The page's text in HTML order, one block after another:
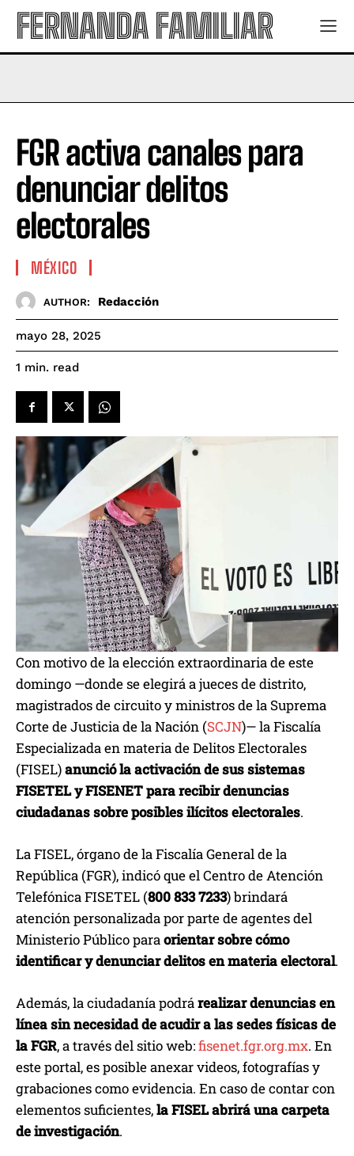
FERNANDA FAMILIAR
FGR activa canales para
denunciar delitos
electorales
MÉXICO
AUTHOR: Redacción
mayo 28, 2025
1 min. read
Con motivo de la elección extraordinaria de este
domingo —donde se elegirá a jueces de distrito,
magistrados de circuito y ministros de la Suprema
Corte de Justicia de la Nación (SCJN)— la Fiscalía
Especializada en materia de Delitos Electorales
(FISEL)anunció la activación de sus sistemas
FISETEL y FISENET para recibir denuncias
ciudadanas sobre posibles ilícitos electorales.
La FISEL, órgano de la Fiscalía General de la
República (FGR), indicó que el Centro de Atención
Telefónica FISETEL (800 833 7233) brindará
atención personalizada por parte de agentes del
Ministerio Público paraorientar sobre cómo
identificar y denunciar delitos en materia electoral.
Además, la ciudadanía podrárealizar denuncias en
línea sin necesidad de acudir a las sedes físicas de
la FGR, a través del sitio web:fisenet.fgr.org.mx. En
este portal, es posible anexar videos, fotografías y
grabaciones como evidencia. En caso de contar con
elementos suficientes,la FISEL abrirá una carpeta
de investigación.